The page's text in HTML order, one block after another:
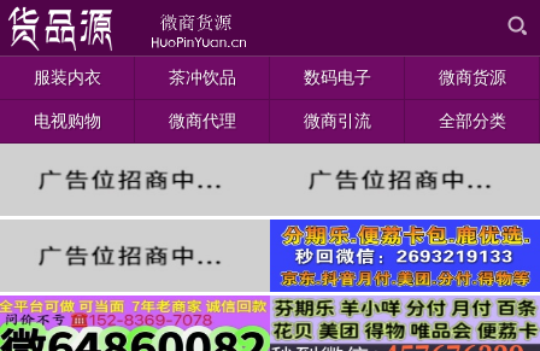
服装内衣 茶冲饮品 数码电子 微商货源
电视购物 微商代理 微商引流 全部分类